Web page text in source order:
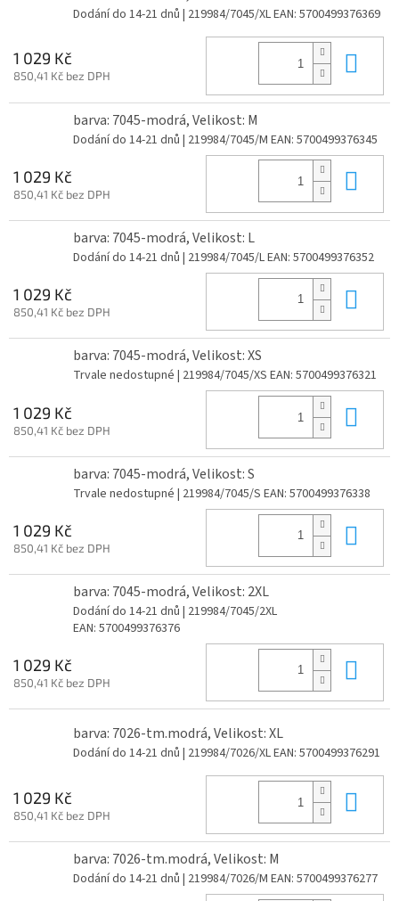
Dodání do 14-21 dnů | 219984/7045/XLEAN: 5700499376369
1 029 Kč
850,41 Kč bez DPH
barva: 7045-modrá, Velikost: M
Dodání do 14-21 dnů | 219984/7045/M EAN: 5700499376345
1 029 Kč
850,41 Kč bez DPH
barva: 7045-modrá, Velikost: L
Dodání do 14-21 dnů | 219984/7045/LEAN: 5700499376352
1 029 Kč
850,41 Kč bez DPH
barva: 7045-modrá, Velikost: XS
Trvale nedostupné | 219984/7045/XS EAN: 5700499376321
1 029 Kč
850,41 Kč bez DPH
barva: 7045-modrá, Velikost: S
Trvale nedostupné | 219984/7045/S EAN: 5700499376338
1 029 Kč
850,41 Kč bez DPH
barva: 7045-modrá, Velikost: 2XL
Dodání do 14-21 dnů | 219984/7045/2XL
EAN: 5700499376376
1 029 Kč
850,41 Kč bez DPH
barva: 7026-tm.modrá, Velikost: XL
Dodání do 14-21 dnů | 219984/7026/XLEAN: 5700499376291
1 029 Kč
850,41 Kč bez DPH
barva: 7026-tm.modrá, Velikost: M
Dodání do 14-21 dnů | 219984/7026/M EAN: 5700499376277